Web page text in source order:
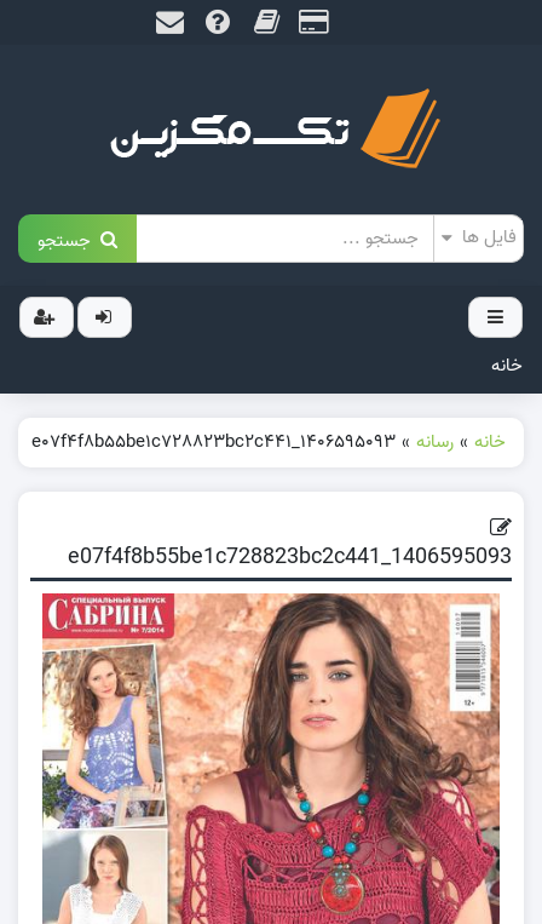
جستجو
خانه
خانه » رسانه »
1406595093_e07f4f8b55be1c728823bc2c441
1406595093_e07f4f8b55be1c728823bc2c441